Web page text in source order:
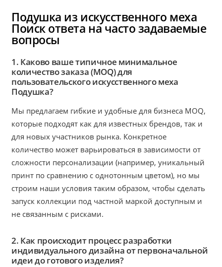
Подушка из искусственного меха
Поиск ответа на часто задаваемые
вопросы
1. Каково ваше типичное минимальное
количество заказа (MOQ) для
пользовательского искусственного меха
Подушка?
Мы предлагаем гибкие и удобные для бизнеса MOQ,
которые подходят как для известных брендов, так и
для новых участников рынка. Конкретное
количество может варьироваться в зависимости от
сложности персонализации (например, уникальный
принт по сравнению с однотонным цветом), но мы
строим наши условия таким образом, чтобы сделать
запуск коллекции под частной маркой доступным и
не связанным с рисками.
2. Как происходит процесс разработки
индивидуального дизайна от первоначальной
идеи до готового изделия?